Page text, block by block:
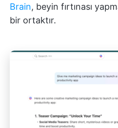
Brain, beyin fırtınası
bir ortaktır.